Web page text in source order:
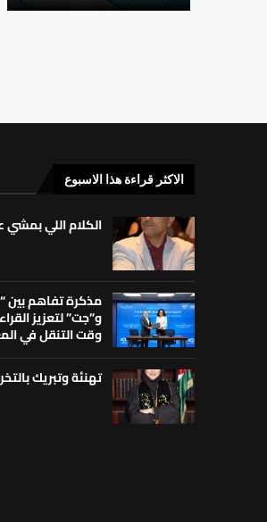
الاكثر قراءة هذا الاسبوع
الكلام اللي بمشي
مذكرة تفاهم بين
و”جت” لتعزيز
وقت التنقل في
تهنئة وتبريك